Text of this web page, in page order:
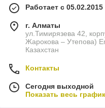
Работает с 05.02.2015
г. Алматы
ул.Тимирязева 42,
Жарокова – Утепова)
Казахстан
Контакты
Сегодня выходной
Показать весь